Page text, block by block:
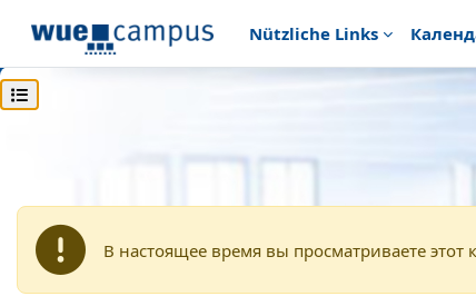
Nützliche Links
Открыть оглавление курса
vhb - Marketing für
В настоящее время вы просматриваете этот